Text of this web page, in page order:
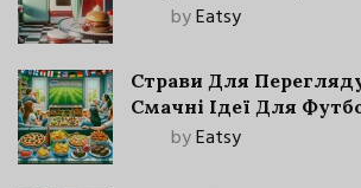
byEatsy
Страви Для
Смачні Ідеї Для
byEatsy